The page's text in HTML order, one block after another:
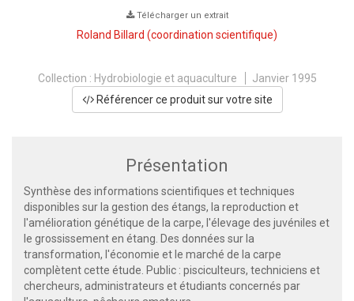
Télécharger un extrait
Roland Billard (coordination scientifique)
Collection : Hydrobiologie et aquaculture
Janvier 1995
Référencer ce produit sur votre site
Présentation
Synthèse des informations scientifiques et techniques
disponibles sur la gestion des étangs, la reproduction et
l'amélioration génétique de la carpe, l'élevage des juvéniles et
le grossissement en étang. Des données sur la
transformation, l'économie et le marché de la carpe
complètent cette étude. Public : pisciculteurs, techniciens et
chercheurs, administrateurs et étudiants concernés par